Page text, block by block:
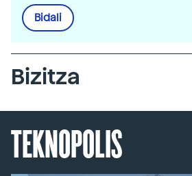
Bidali
Bizitza
TEKNOPOLIS